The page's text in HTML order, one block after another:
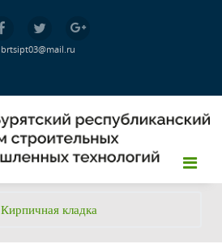
brtsipt03@mail.ru
Кирпичная кладка